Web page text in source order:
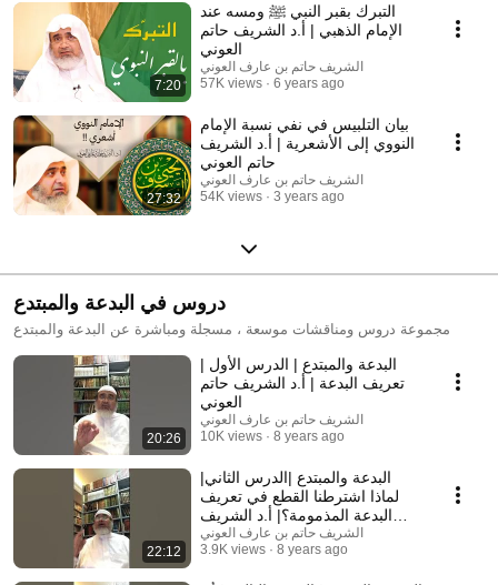
7:20
التبرك بقبر النبي ﷺ ومسه عند
الإمام الذهبي | أ.د الشريف حاتم
العوني
الشريف حاتم بن عارف العوني
57K views
6 years ago
27:32
بيان التلبيس في نفي نسبة الإمام
النووي إلى الأشعرية | أ.د الشريف
حاتم العوني
الشريف حاتم بن عارف العوني
54K views
3 years ago
دروس في البدعة والمبتدع
مجموعة دروس ومناقشات موسعة ، مسجلة ومباشرة عن البدعة والمبتدع
20:26
البدعة والمبتدع | الدرس الأول |
تعريف البدعة | أ.د الشريف حاتم
العوني
الشريف حاتم بن عارف العوني
10K views
8 years ago
22:12
البدعة والمبتدع |الدرس الثاني|
لماذا اشترطنا القطع في تعريف
البدعة المذمومة؟| أ.د الشريف
حاتم العوني
الشريف حاتم بن عارف العوني
3.9K views
8 years ago